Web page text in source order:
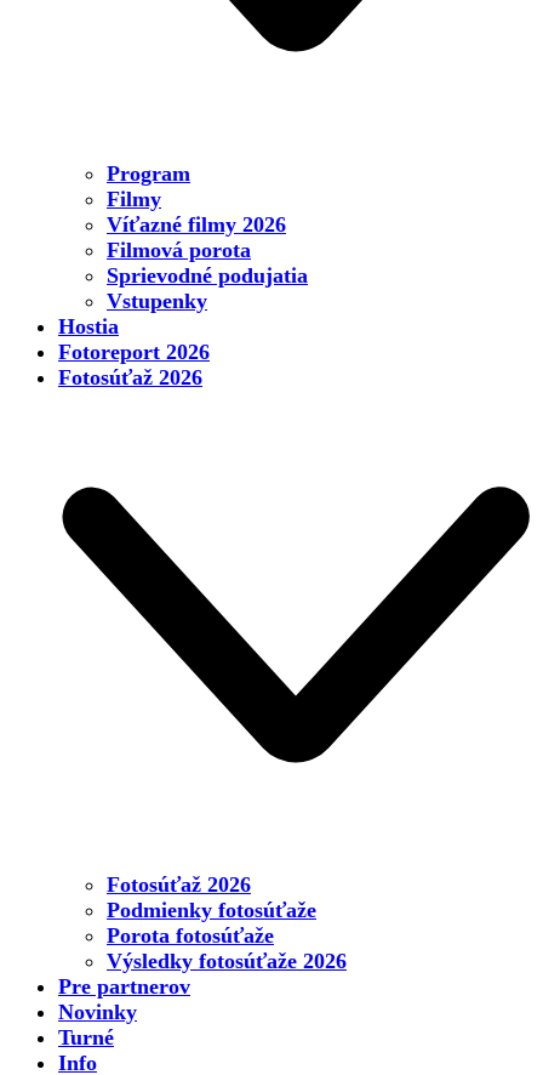
Program
Filmy
Víťazné filmy 2026
Filmová porota
Sprievodné podujatia
Vstupenky
Hostia
Fotoreport 2026
Fotosúťaž 2026
Fotosúťaž 2026
Podmienky fotosúťaže
Porota fotosúťaže
Výsledky fotosúťaže 2026
Pre partnerov
Novinky
Turné
Info